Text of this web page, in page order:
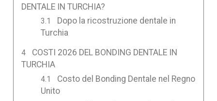
DENTALE IN TURCHIA?
Dopo la ricostruzione dentale in
Turchia
COSTI 2026 DEL BONDING DENTALE IN
TURCHIA
Costo del Bonding Dentale nel Regno
Unito